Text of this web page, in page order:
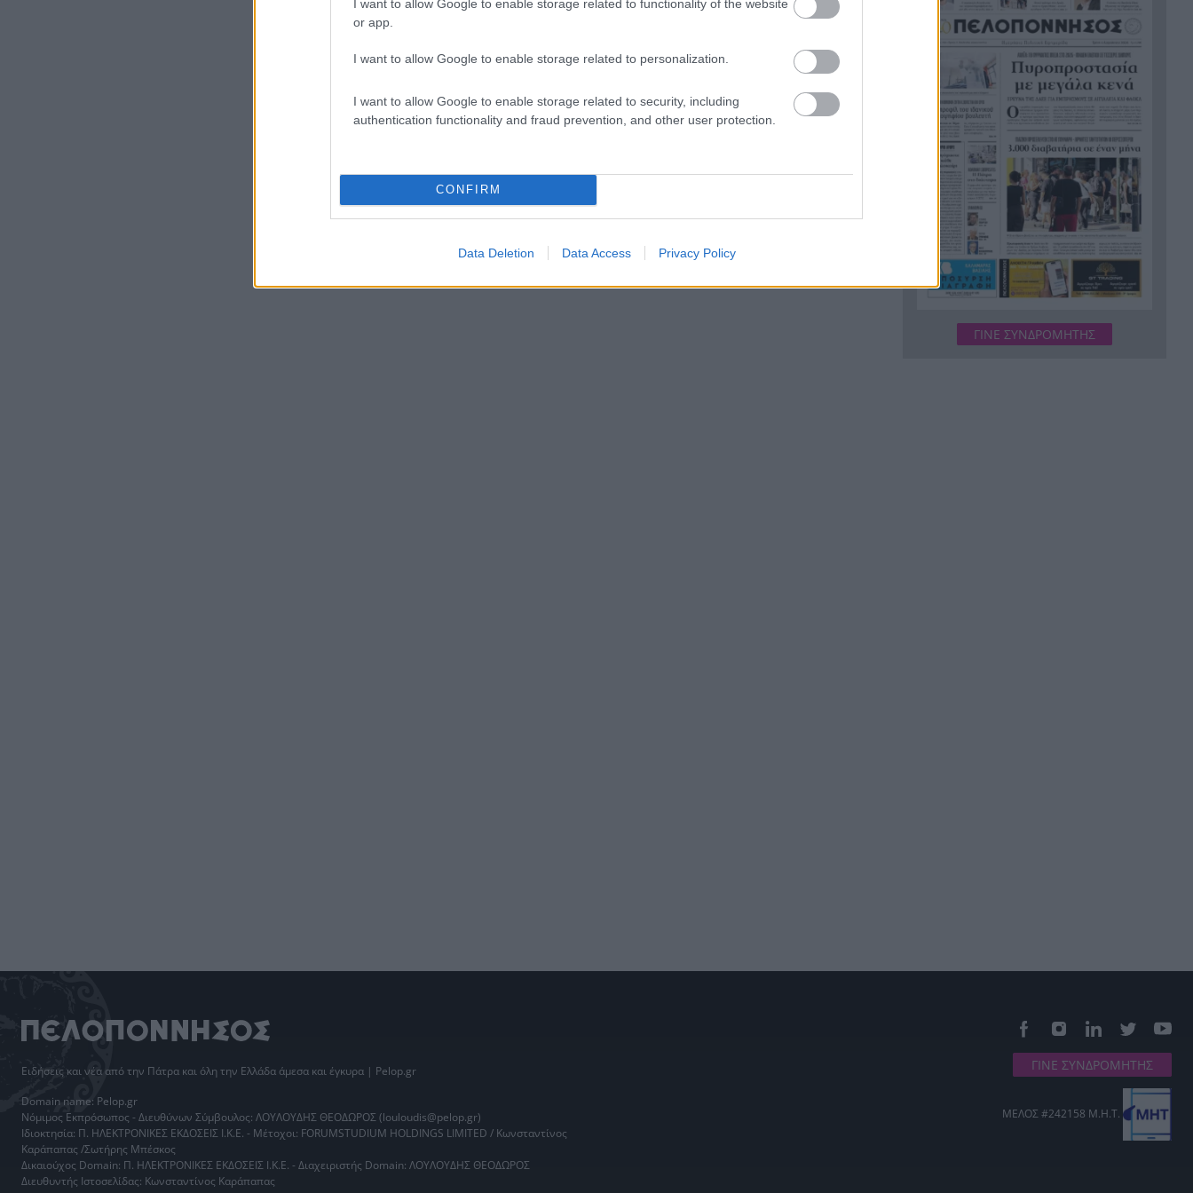
I want to allow Google to enable storage related to functionality of the website
or app.
I want to allow Google to enable storage related to personalization.
I want to allow Google to enable storage related to security, including
authentication functionality and fraud prevention, and other user protection.
CONFIRM
Data Deletion Data Access Privacy Policy
«Θαύμα, δεν υπάρχουν πολλοί
που θα μπορούσαν να το
κάνουν», μαρτυρία για τη
διάσωση του Βρετανού
πιλότου
Φάροι, ναυάγια και λευκές
παραλίες: Η άλλη πλευρά του
ισπανικού καλοκαιριού φτάνει
έως το «τέλος του κόσμου»
Οι 2.600 μονάδες έγιναν
«σκαλοπάτι»: Νέα κορυφή
17ετίας στη Λεωφόρο Αθηνών
Βούτηξε από μοναστήρι 4.425
ποδήλατο
ΓΙΝΕ ΣΥΝΔΡΟΜΗΤΗΣ
Ειδήσεις και νέα από την Πάτρα και όλη την Ελλάδα άμεσα και έγκυρα | Pelop.gr
Domain name: Pelop.gr
Νόμιμος Εκπρόσωπος - Διευθύνων Σύμβουλος: ΛΟΥΛΟΥΔΗΣ ΘΕΟΔΩΡΟΣ (louloudis@pelop.gr)
Ιδιοκτησία: Π. ΗΛΕΚΤΡΟΝΙΚΕΣ ΕΚΔΟΣΕΙΣ Ι.Κ.Ε. - Μέτοχοι: FORUMSTUDIUM HOLDINGS LIMITED / Κωνσταντίνος
Καράπαπας /Σωτήρης Μπέσκος
Δικαιούχος Domain: Π. ΗΛΕΚΤΡΟΝΙΚΕΣ ΕΚΔΟΣΕΙΣ Ι.Κ.Ε. - Διαχειριστής Domain: ΛΟΥΛΟΥΔΗΣ ΘΕΟΔΩΡΟΣ
Διευθυντής Ιστοσελίδας: Κωνσταντίνος Καράπαπας
ΓΙΝΕ ΣΥΝΔΡΟΜΗΤΗΣ
ΜΕΛΟΣ #242158 Μ.Η.Τ.